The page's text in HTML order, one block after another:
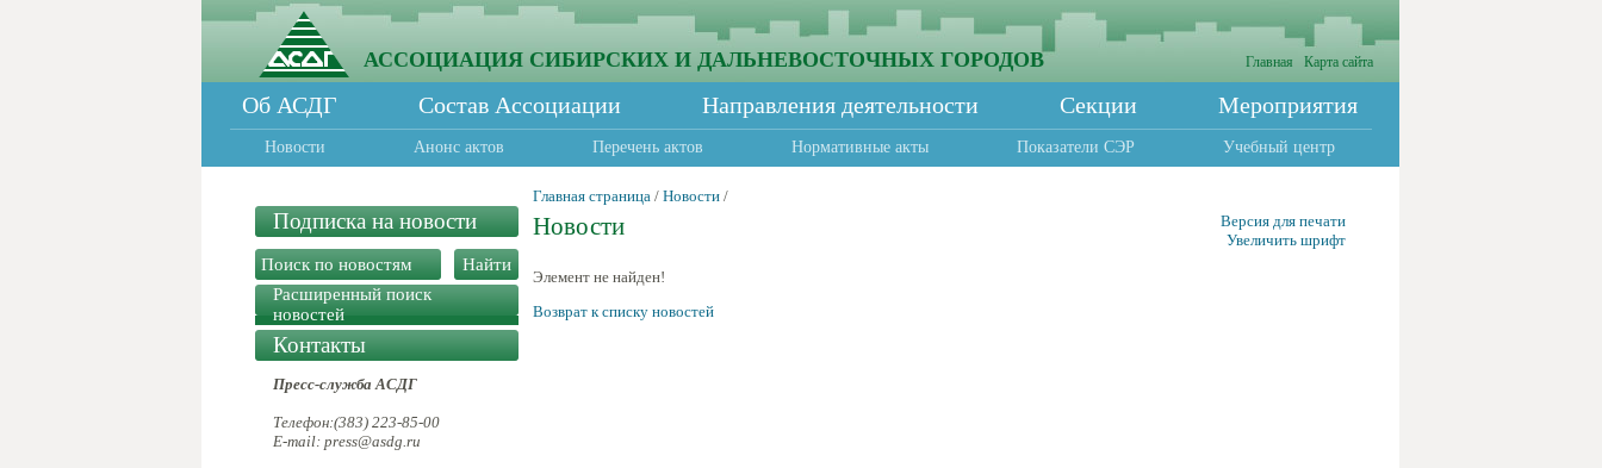
АССОЦИАЦИЯ СИБИРСКИХ И ДАЛЬНЕВОСТОЧНЫХ ГОРОДОВ Главная Карта сайта
Об АСДГ Состав Ассоциации Направления деятельности Секции Мероприятия
Новости Анонс актов Перечень актов Нормативные акты Показатели СЭР Учебный центр
Подписка на новости
Расширенный поиск
новостей
Контакты
Пресс-служба АСДГ
Телефон:(383) 223-85-00
E-mail: press@asdg.ru
Главная страница / Новости /
Новости
Версия для печати
Увеличить шрифт
Элемент не найден!
Возврат к списку новостей